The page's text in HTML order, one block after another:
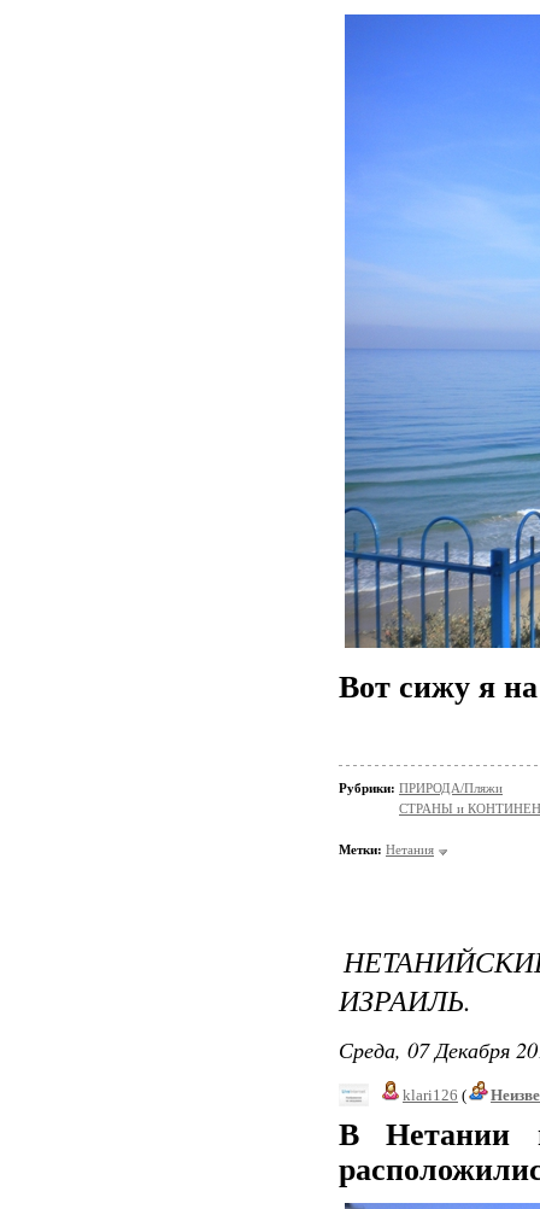
Вот сижу я
Рубрики: ПРИРОДА/Пляжи
СТРАНЫ и
Метки: Нетания
ИЗРАИЛЬ.
Среда, 07 Декабря
klari126 (
В Нетании